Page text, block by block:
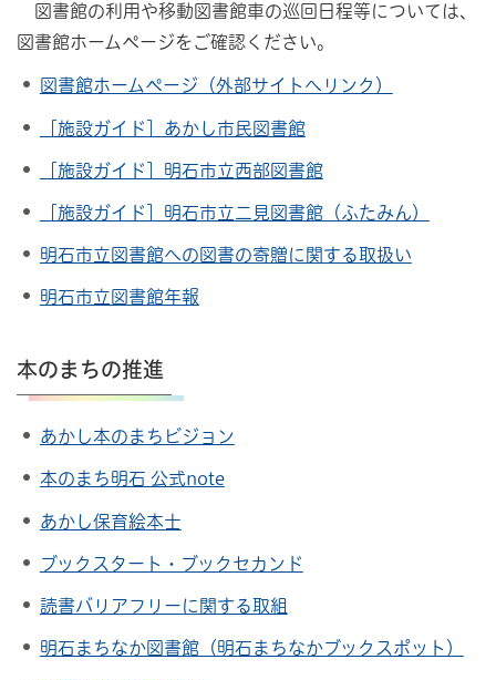
図書館の利用や移動図書館車の巡回日程等については、
図書館ホームページをご確認ください。
図書館ホームページ（外部サイトへリンク）
［施設ガイド］あかし市民図書館
［施設ガイド］明石市立西部図書館
［施設ガイド］明石市立二見図書館（ふたみん）
明石市立図書館への図書の寄贈に関する取扱い
明石市立図書館年報
本のまちの推進
あかし本のまちビジョン
本のまち明石 公式note
あかし保育絵本士
ブックスタート・ブックセカンド
読書バリアフリーに関する取組
明石まちなか図書館（明石まちなかブックスポット）